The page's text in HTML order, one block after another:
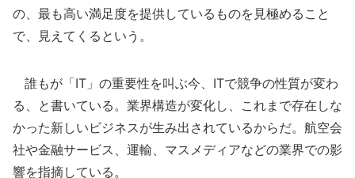
の、最も高い満足度を提供しているものを見極めること
で、見えてくるという。
誰もが「IT」の重要性を叫ぶ今、ITで競争の性質が変わ
る、と書いている。業界構造が変化し、これまで存在しな
かった新しいビジネスが生み出されているからだ。航空会
社や金融サービス、運輸、マスメディアなどの業界での影
響を指摘している。